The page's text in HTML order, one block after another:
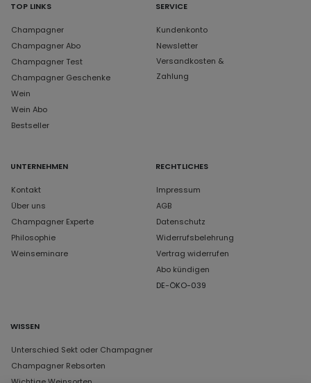
TOP LINKS
Champagner
Champagner Abo
Champagner Test
Champagner Geschenke
Wein
Wein Abo
Bestseller
SERVICE
Kundenkonto
Newsletter
Versandkosten &
Zahlung
UNTERNEHMEN
Kontakt
Über uns
Champagner Experte
Philosophie
Weinseminare
RECHTLICHES
Impressum
AGB
Datenschutz
Widerrufsbelehrung
Vertrag widerrufen
Abo kündigen
DE-ÖKO-039
WISSEN
Unterschied Sekt oder Champagner
Champagner Rebsorten